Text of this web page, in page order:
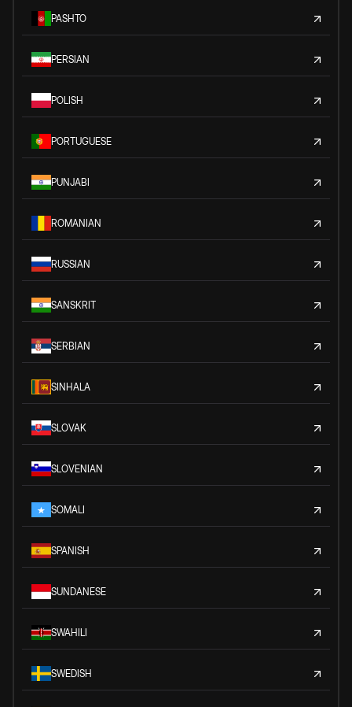
PASHTO
PERSIAN
POLISH
PORTUGUESE
PUNJABI
ROMANIAN
RUSSIAN
SANSKRIT
SERBIAN
SINHALA
SLOVAK
SLOVENIAN
SOMALI
SPANISH
SUNDANESE
SWAHILI
SWEDISH